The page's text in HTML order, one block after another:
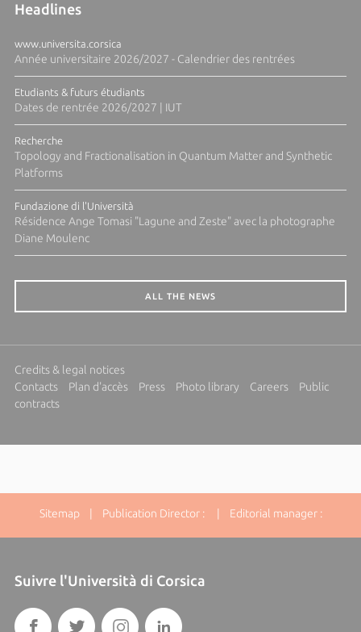
Headlines
www.universita.corsica
Année universitaire 2026/2027 - Calendrier des rentrées
Etudiants & futurs étudiants
Dates de rentrée 2026/2027 | IUT
Recherche
Topology and Fractionalisation in Quantum Matter and Synthetic
Platforms
Fundazione di l'Università
Résidence Ange Tomasi "Lagune and Zeste" avec la photographe
Diane Moulenc
ALL THE NEWS
Credits & legal notices
Contacts
Plan d'accès Press Photo library Careers
Public
contracts
Sitemap| Publication Director : | Editorial manager :
Suivre l'Università di Corsica